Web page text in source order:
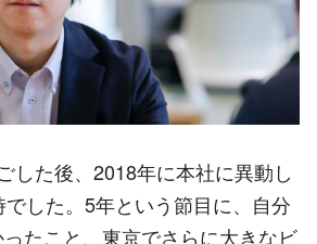
した後、2018年に本社に異動し
でした。5年という節目に、自分
たこと、東京でさらに大きなビ